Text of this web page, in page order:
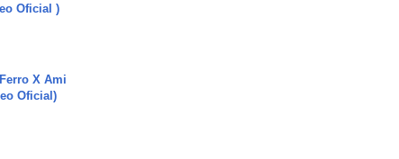
Oficial )
X Ami
Oficial)